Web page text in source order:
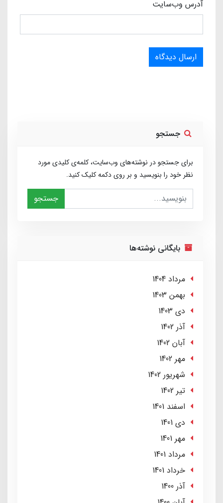
آدرس وب‌سایت
ارسال دیدگاه
جستجو
برای جستجو در نوشته‌های وب‌سایت، کلمه‌ی کلیدی مورد
نظر خود را بنویسید و بر روی دکمه کلیک کنید.
جستجو
بایگانی نوشته‌ها
مرداد 1404
بهمن 1403
دی 1403
آذر 1402
آبان 1402
مهر 1402
شهریور 1402
تير 1402
اسفند 1401
دی 1401
مهر 1401
مرداد 1401
خرداد 1401
آذر 1400